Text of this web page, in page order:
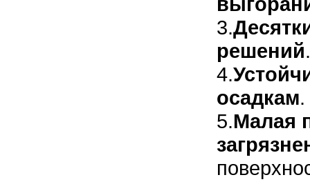
3.
решений.
4.
осадкам.
5.Малая